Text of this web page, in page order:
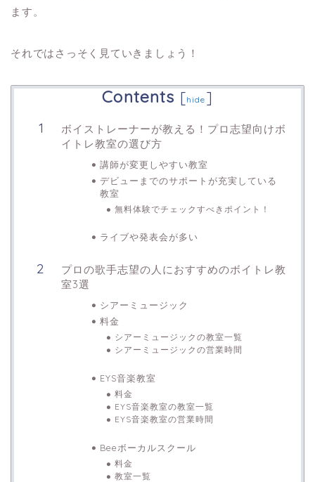
ます。
それではさっそく見ていきましょう！
Contents [hide ]
ボイストレーナーが教える！プロ志望向けボ
イトレ教室の選び方
講師が変更しやすい教室
デビューまでのサポートが充実している
教室
無料体験でチェックすべきポイント！
ライブや発表会が多い
プロの歌手志望の人におすすめのボイトレ教
室3選
シアーミュージック
料金
シアーミュージックの教室一覧
シアーミュージックの営業時間
EYS音楽教室
料金
EYS音楽教室の教室一覧
EYS音楽教室の営業時間
Beeボーカルスクール
料金
教室一覧